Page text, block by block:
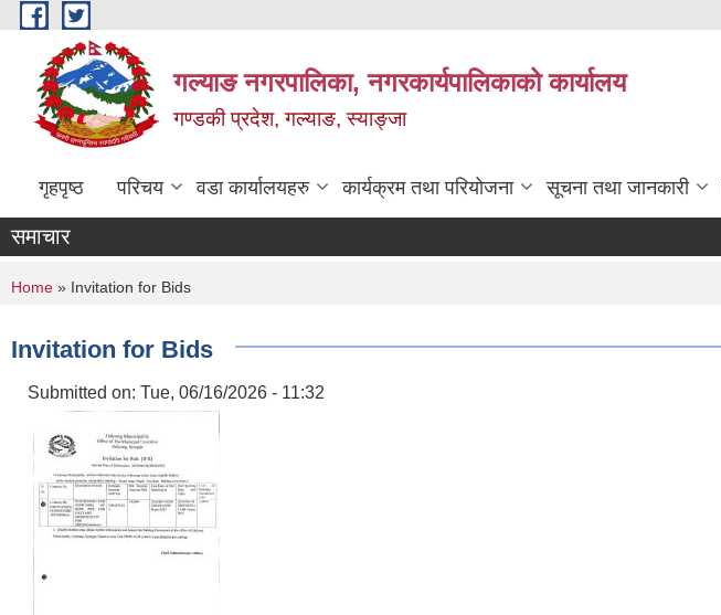
Skip to main content
गल्याङ नगरपालिका, नगरकार्यपालिकाको कार्यालय
गण्डकी प्रदेश, गल्याङ, स्याङ्जा
गृहपृष्ठ परिचय वडा कार्यालयहरु कार्यक्रम तथा परियोजना सूचना तथा जानकारी
समाचार
You are here
Home » Invitation for Bids
Invitation for Bids
Submitted on: Tue, 06/16/2026 - 11:32